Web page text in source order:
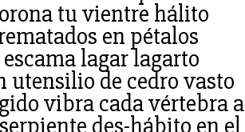
tu vientre hálito
en pétalos
lagar lagarto
utensilio de cedro vasto
vibra cada vértebra
des-hábito en